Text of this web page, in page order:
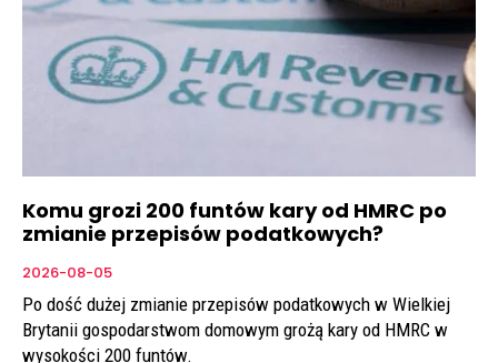
Komu grozi 200 funtów kary od HMRC po
zmianie przepisów podatkowych?
2026-08-05
Po dość dużej zmianie przepisów podatkowych w Wielkiej
Brytanii gospodarstwom domowym grożą kary od HMRC w
wysokości 200 funtów.